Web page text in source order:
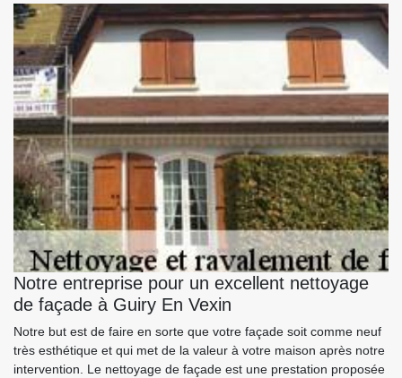
Notre entreprise pour un excellent nettoyage
de façade à Guiry En Vexin
Notre but est de faire en sorte que votre façade soit comme neuf
très esthétique et qui met de la valeur à votre maison après notre
intervention. Le nettoyage de façade est une prestation proposée